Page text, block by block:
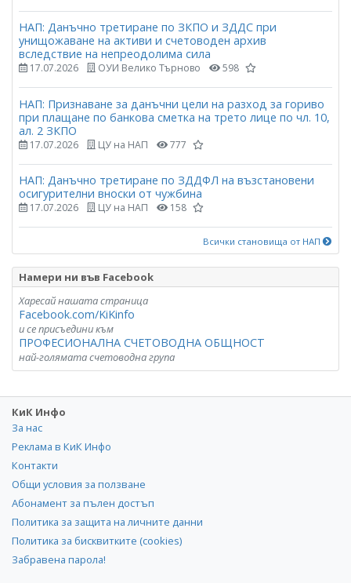
НАП: Данъчно третиране по ЗКПО и ЗДДС при
унищожаване на активи и счетоводен архив
вследствие на непреодолима сила
17.07.2026 ОУИ Велико Търново 598
НАП: Признаване за данъчни цели на разход за гориво
при плащане по банкова сметка на трето лице по чл. 10,
ал. 2 ЗКПО
17.07.2026 ЦУ на НАП 777
НАП: Данъчно третиране по ЗДДФЛ на възстановени
осигурителни вноски от чужбина
17.07.2026 ЦУ на НАП 158
Всички становища от НАП
Намери ни във Facebook
Харесай нашата страница
Facebook.com/KiKinfo
и се присъедини към
ПРОФЕСИОНАЛНА СЧЕТОВОДНА ОБЩНОСТ
най-голямата счетоводна група
КиК Инфо
За нас
Реклама в КиК Инфо
Контакти
Общи условия за ползване
Абонамент за пълен достъп
Политика за защита на личните данни
Политика за бисквитките (cookies)
Забравена парола!